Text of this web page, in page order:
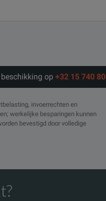
op +32 15 740
invoerrechten en
werkelijke besparingen kunnen
bevestigd door volledige